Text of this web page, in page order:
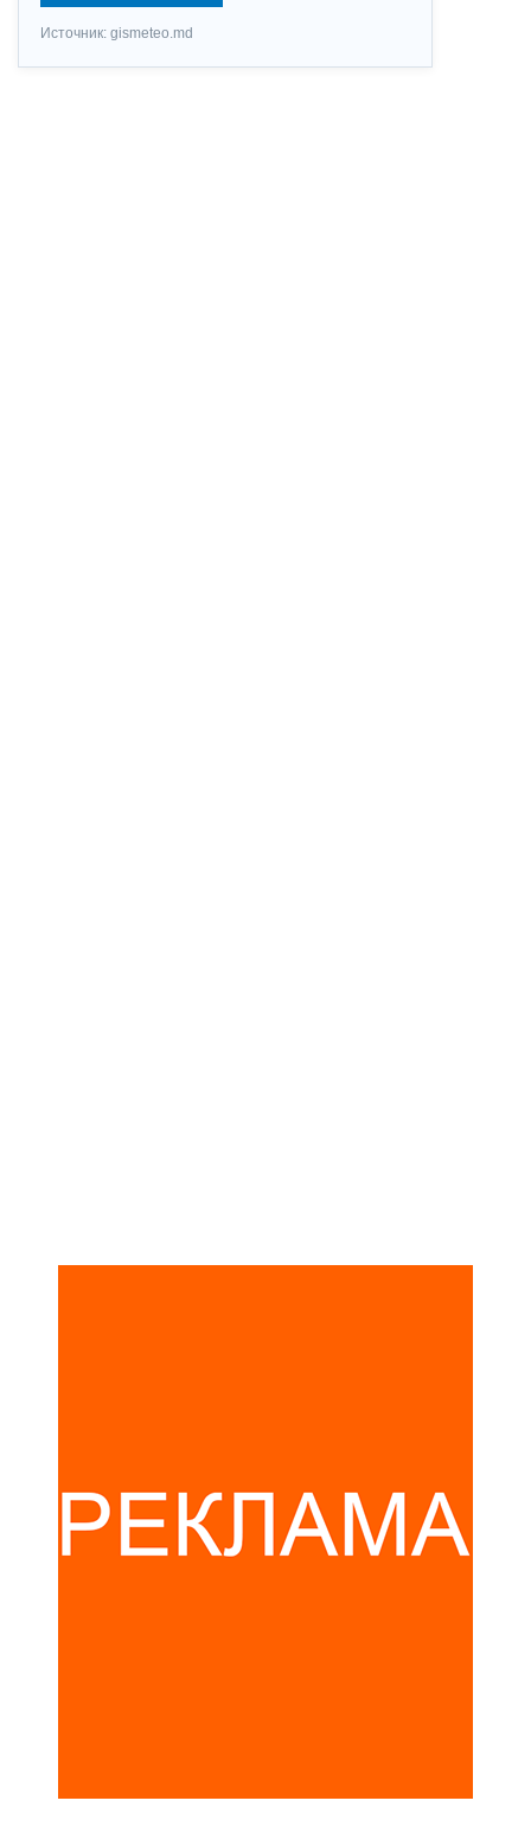
Источник: gismeteo.md